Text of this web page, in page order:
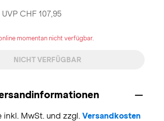
UVP CHF 107,95
momentan nicht verfügbar.
NICHT VERFÜGBAR
inkl. MwSt. und zzgl. Versandkosten